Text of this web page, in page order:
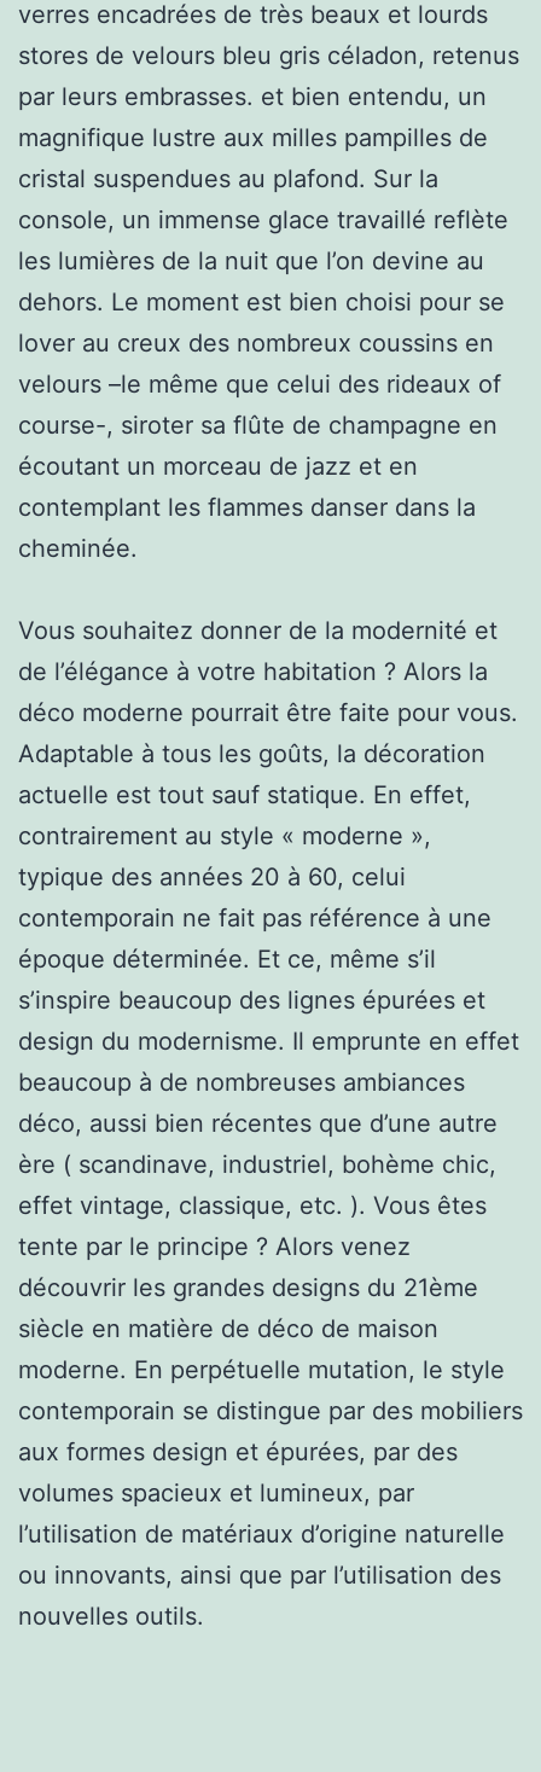
verres encadrées de très beaux et lourds
stores de velours bleu gris céladon, retenus
par leurs embrasses. et bien entendu, un
magnifique lustre aux milles pampilles de
cristal suspendues au plafond. Sur la
console, un immense glace travaillé reflète
les lumières de la nuit que l’on devine au
dehors. Le moment est bien choisi pour se
lover au creux des nombreux coussins en
velours –le même que celui des rideaux of
course-, siroter sa flûte de champagne en
écoutant un morceau de jazz et en
contemplant les flammes danser dans la
cheminée.
Vous souhaitez donner de la modernité et
de l’élégance à votre habitation ? Alors la
déco moderne pourrait être faite pour vous.
Adaptable à tous les goûts, la décoration
actuelle est tout sauf statique. En effet,
contrairement au style « moderne »,
typique des années 20 à 60, celui
contemporain ne fait pas référence à une
époque déterminée. Et ce, même s’il
s’inspire beaucoup des lignes épurées et
design du modernisme. Il emprunte en effet
beaucoup à de nombreuses ambiances
déco, aussi bien récentes que d’une autre
ère ( scandinave, industriel, bohème chic,
effet vintage, classique, etc. ). Vous êtes
tente par le principe ? Alors venez
découvrir les grandes designs du 21ème
siècle en matière de déco de maison
moderne. En perpétuelle mutation, le style
contemporain se distingue par des mobiliers
aux formes design et épurées, par des
volumes spacieux et lumineux, par
l’utilisation de matériaux d’origine naturelle
ou innovants, ainsi que par l’utilisation des
nouvelles outils.